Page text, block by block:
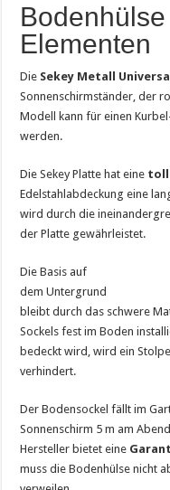
Elementen
Die Sekey Metall
Sonnenschirmständer, der
Modell kann für einen
werden.
Die Sekey Platte hat eine
Edelstahlabdeckung eine
wird durch die
der Platte gewährleistet.
Die Basis auf
dem Untergrund
bleibt durch das schwere
Sockels fest im Boden
bedeckt wird, wird ein
verhindert.
Der Bodensockel fällt im
Sonnenschirm 5 m am
Hersteller bietet eine
muss die Bodenhülse nicht